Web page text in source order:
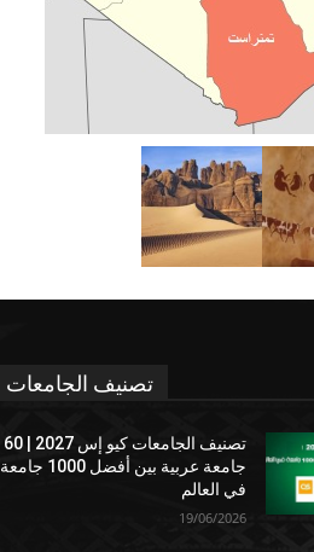
تصنيف الجامعات
تصنيف الجامعات كيو إس 2027 | 60
جامعة عربية بين أفضل 1000 جامعة
في العالم
19/06/2026